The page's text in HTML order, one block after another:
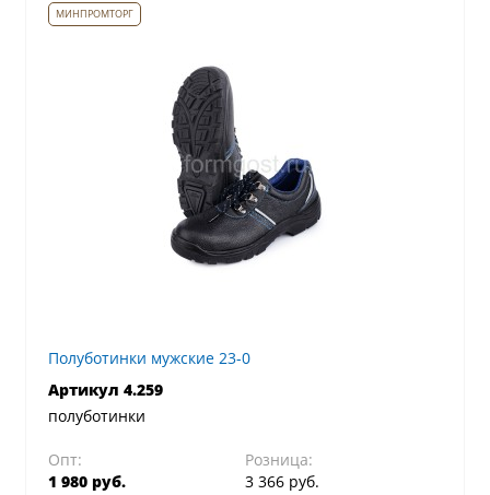
Полуботинки мужские 23-0
Артикул 4.259
полуботинки
Опт:
1 980 руб.
Розница:
3 366 руб.